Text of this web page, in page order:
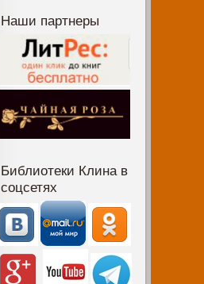
Наши партнеры
Библиотеки Клина в
соцсетях